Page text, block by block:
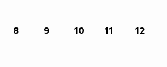
8 9 10 11 12